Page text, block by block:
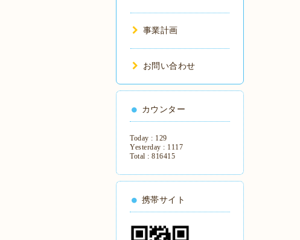
事業計画
お問い合わせ
カウンター
Today : 129
Yesterday : 1117
Total : 816415
携帯サイト